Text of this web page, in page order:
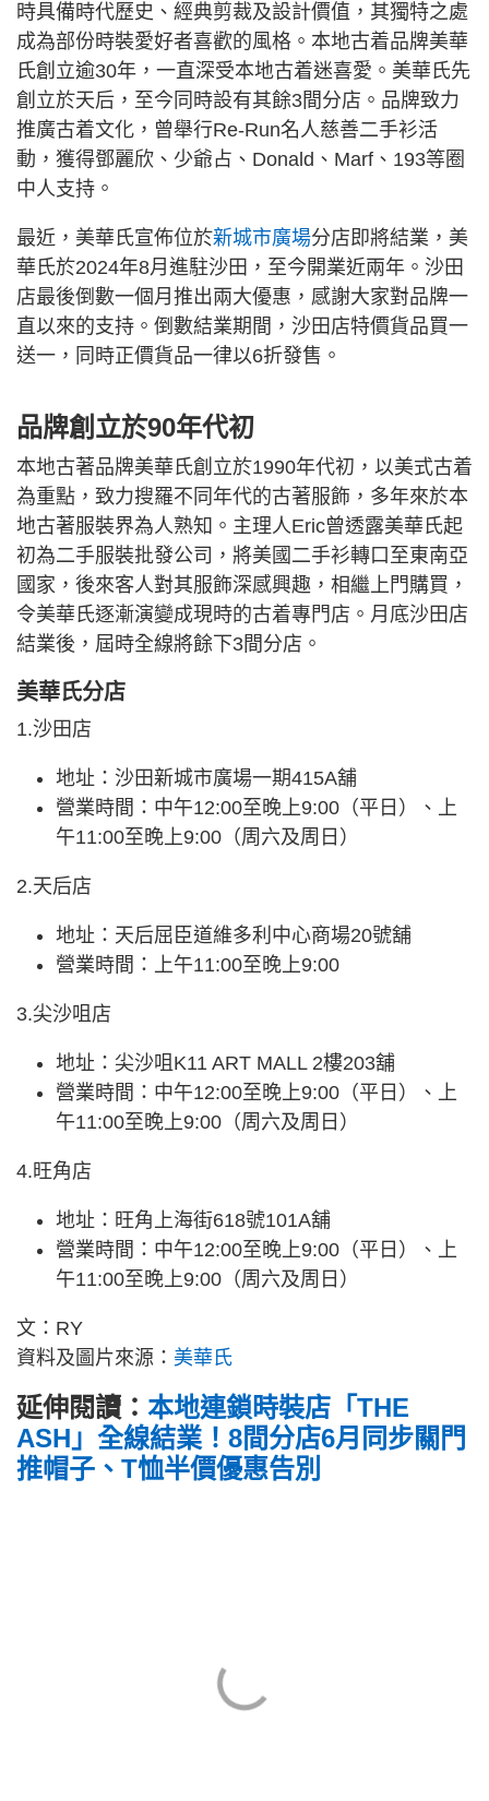
時具備時代歷史、經典剪裁及設計價值，其獨特之處
成為部份時裝愛好者喜歡的風格。本地古着品牌美華
氏創立逾30年，一直深受本地古着迷喜愛。美華氏先
創立於天后，至今同時設有其餘3間分店。品牌致力
推廣古着文化，曾舉行Re-Run名人慈善二手衫活
動，獲得鄧麗欣、少爺占、Donald、Marf、193等圈
中人支持。
最近，美華氏宣佈位於新城市廣場分店即將結業，美
華氏於2024年8月進駐沙田，至今開業近兩年。沙田
店最後倒數一個月推出兩大優惠，感謝大家對品牌一
直以來的支持。倒數結業期間，沙田店特價貨品買一
送一，同時正價貨品一律以6折發售。
品牌創立於90年代初
本地古著品牌美華氏創立於1990年代初，以美式古着
為重點，致力搜羅不同年代的古著服飾，多年來於本
地古著服裝界為人熟知。主理人Eric曾透露美華氏起
初為二手服裝批發公司，將美國二手衫轉口至東南亞
國家，後來客人對其服飾深感興趣，相繼上門購買，
令美華氏逐漸演變成現時的古着專門店。月底沙田店
結業後，屆時全線將餘下3間分店。
美華氏分店
1.沙田店
地址：沙田新城市廣場一期415A舖
營業時間：中午12:00至晚上9:00（平日）、上
午11:00至晚上9:00（周六及周日）
2.天后店
地址：天后屈臣道維多利中心商場20號舖
營業時間：上午11:00至晚上9:00
3.尖沙咀店
地址：尖沙咀K11 ART MALL 2樓203舖
營業時間：中午12:00至晚上9:00（平日）、上
午11:00至晚上9:00（周六及周日）
4.旺角店
地址：旺角上海街618號101A舖
營業時間：中午12:00至晚上9:00（平日）、上
午11:00至晚上9:00（周六及周日）
文：RY
資料及圖片來源： 美華氏
延伸閱讀： 本地連鎖時裝店「THE
ASH」全線結業！8間分店6月同步關門
推帽子、T恤半價優惠告別